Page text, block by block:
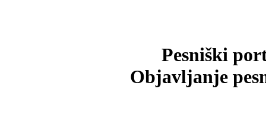
Pesniški
Objavljanje